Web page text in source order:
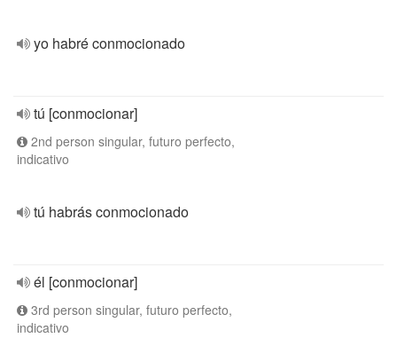
yo habré conmocionado
tú [conmocionar]
2nd person singular, futuro perfecto,
indicativo
tú habrás conmocionado
él [conmocionar]
3rd person singular, futuro perfecto,
indicativo